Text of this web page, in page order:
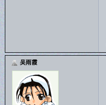
吴雨霞